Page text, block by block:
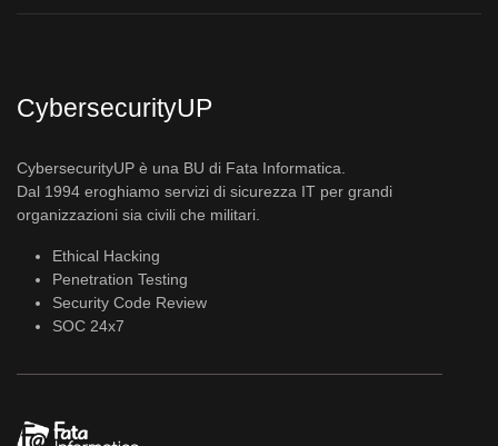
CybersecurityUP
CybersecurityUP è una BU di Fata Informatica.
Dal 1994 eroghiamo servizi di sicurezza IT per grandi
organizzazioni sia civili che militari.
Ethical Hacking
Penetration Testing
Security Code Review
SOC 24x7